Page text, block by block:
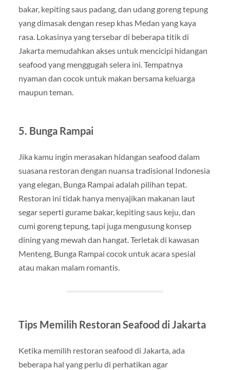
bakar, kepiting saus padang, dan udang goreng tepung
yang dimasak dengan resep khas Medan yang kaya
rasa. Lokasinya yang tersebar di beberapa titik di
Jakarta memudahkan akses untuk mencicipi hidangan
seafood yang menggugah selera ini. Tempatnya
nyaman dan cocok untuk makan bersama keluarga
maupun teman.
5. Bunga Rampai
Jika kamu ingin merasakan hidangan seafood dalam
suasana restoran dengan nuansa tradisional Indonesia
yang elegan, Bunga Rampai adalah pilihan tepat.
Restoran ini tidak hanya menyajikan makanan laut
segar seperti gurame bakar, kepiting saus keju, dan
cumi goreng tepung, tapi juga mengusung konsep
dining yang mewah dan hangat. Terletak di kawasan
Menteng, Bunga Rampai cocok untuk acara spesial
atau makan malam romantis.
Tips Memilih Restoran Seafood di Jakarta
Ketika memilih restoran seafood di Jakarta, ada
beberapa hal yang perlu di perhatikan agar